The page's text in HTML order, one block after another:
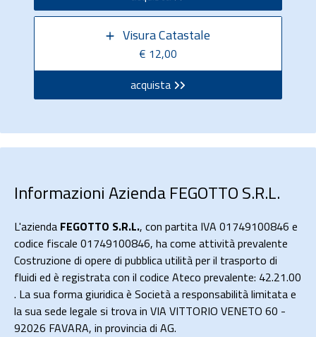
Visura Catastale
€ 12,00
acquista
Informazioni Azienda FEGOTTO S.R.L.
L'azienda FEGOTTO S.R.L., con partita IVA 01749100846 e
codice fiscale 01749100846, ha come attività prevalente
Costruzione di opere di pubblica utilità per il trasporto di
fluidi ed è registrata con il codice Ateco prevalente: 42.21.00
. La sua forma giuridica è Società a responsabilità limitata e
la sua sede legale si trova in VIA VITTORIO VENETO 60 -
92026 FAVARA, in provincia di AG.